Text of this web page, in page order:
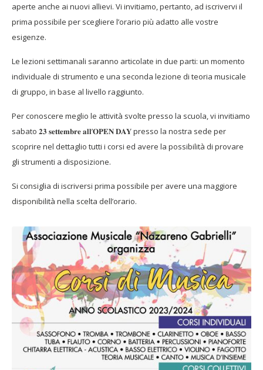
aperte anche ai nuovi allievi. Vi invitiamo, pertanto, ad iscrivervi il
prima possibile per scegliere l’orario più adatto alle vostre
esigenze.
Le lezioni settimanali saranno articolate in due parti: un momento
individuale di strumento e una seconda lezione di teoria musicale
di gruppo, in base al livello raggiunto.
Per conoscere meglio le attività svolte presso la scuola, vi invitiamo
sabato 𝟐𝟑 𝐬𝐞𝐭𝐭𝐞𝐦𝐛𝐫𝐞 𝐚𝐥𝐥’𝐎𝐏𝐄𝐍 𝐃𝐀𝐘 presso la nostra sede per
scoprire nel dettaglio tutti i corsi ed avere la possibilità di provare
gli strumenti a disposizione.
Si consiglia di iscriversi prima possibile per avere una maggiore
disponibilità nella scelta dell’orario.